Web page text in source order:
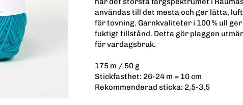
användas till det mesta och ger lätta,
för tovning. Garnkvaliteter i 100 % ull
fuktigt tillstånd. Detta gör plaggen
för vardagsbruk.
175 m / 50 g
Stickfasthet: 26-24 m = 10 cm
Rekommenderad sticka: 2,5-3,5